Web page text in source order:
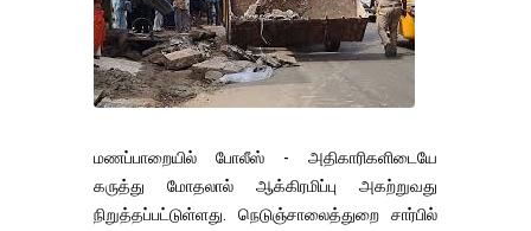
மணப்பாறையில் போலீஸ் - அதிகாரிகளிடையே
கருத்து மோதலால் ஆக்கிரமிப்பு அகற்றுவது
நிறுத்தப்பட்டுள்ளது. நெடுஞ்சாலைத்துறை சார்பில்